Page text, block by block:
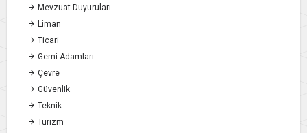
Mevzuat Duyuruları
Liman
Ticari
Gemi Adamları
Çevre
Güvenlik
Teknik
Turizm